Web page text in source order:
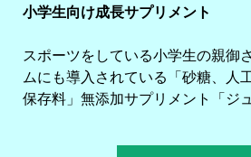
小学生向け成長サプリメント
スポーツをしている小学生の親御
ムにも導入されている「砂糖、人
保存料」無添加サプリメント「ジ